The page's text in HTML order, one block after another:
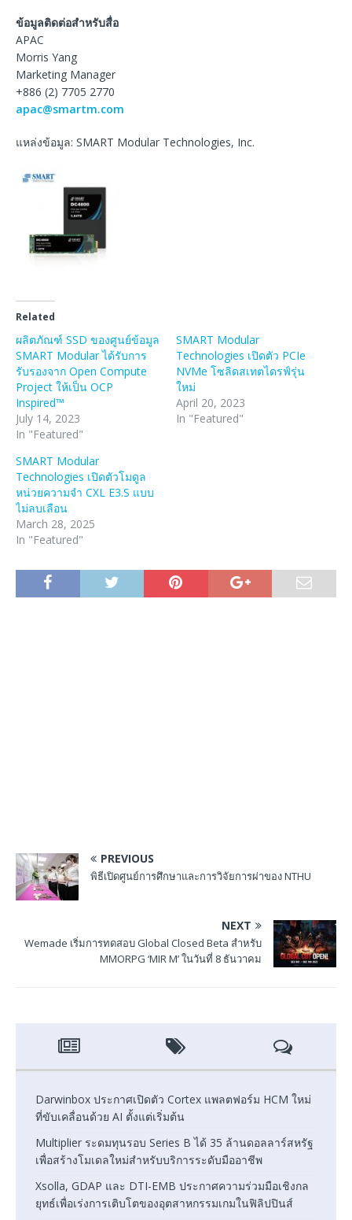
ข้อมูลติดต่อสำหรับสื่อ
APAC
Morris Yang
Marketing Manager
+886 (2) 7705 2770
apac@smartm.com
แหล่งข้อมูล: SMART Modular Technologies, Inc.
Related
ผลิตภัณฑ์ SSD ของศูนย์ข้อมูล
SMART Modular ได้รับการ
รับรองจาก Open Compute
Project ให้เป็น OCP
Inspired™
July 14, 2023
In "Featured"
SMART Modular
Technologies เปิดตัว PCIe
NVMe โซลิดสเทตไดรฟ์รุ่น
ใหม่
April 20, 2023
In "Featured"
SMART Modular
Technologies เปิดตัวโมดูล
หน่วยความจำ CXL E3.S แบบ
ไม่ลบเลือน
March 28, 2025
In "Featured"
PREVIOUS
พิธีเปิดศูนย์การศึกษาและการวิจัยการผ่าของ NTHU
NEXT
Wemade เริ่มการทดสอบ Global Closed Beta สำหรับ
MMORPG ‘MIR M’ ในวันที่ 8 ธันวาคม
Darwinbox ประกาศเปิดตัว Cortex แพลตฟอร์ม HCM ใหม่
ที่ขับเคลื่อนด้วย AI ตั้งแต่เริ่มต้น
Multiplier ระดมทุนรอบ Series B ได้ 35 ล้านดอลลาร์สหรัฐ
เพื่อสร้างโมเดลใหม่สำหรับบริการระดับมืออาชีพ
Xsolla, GDAP และ DTI-EMB ประกาศความร่วมมือเชิงกล
ยุทธ์เพื่อเร่งการเติบโตของอุตสาหกรรมเกมในฟิลิปปินส์